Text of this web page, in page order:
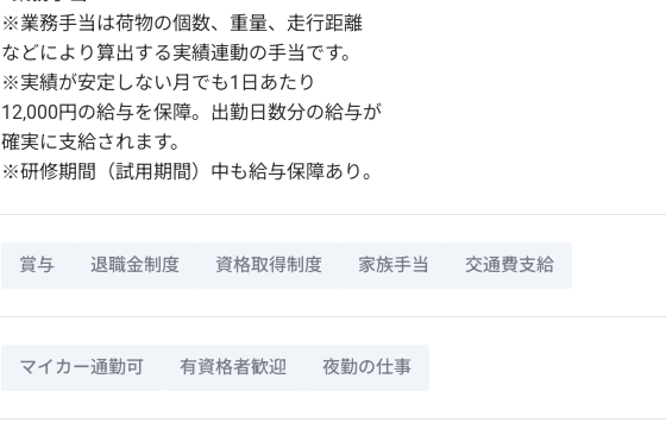
※業務手当は荷物の個数、重量、走行距離
などにより算出する実績連動の手当です。
※実績が安定しない月でも1日あたり
12,000円の給与を保障。出勤日数分の給与が
確実に支給されます。
※研修期間（試用期間）中も給与保障あり。
賞与 退職金制度 資格取得制度 家族手当 交通費支給
マイカー通勤可 有資格者歓迎 夜勤の仕事